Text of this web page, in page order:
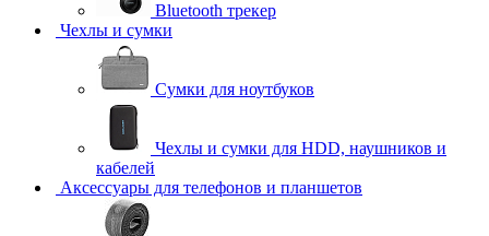
Bluetooth трекер
Чехлы и сумки
Сумки для ноутбуков
Чехлы и сумки для HDD, наушников и
кабелей
Аксессуары для телефонов и планшетов